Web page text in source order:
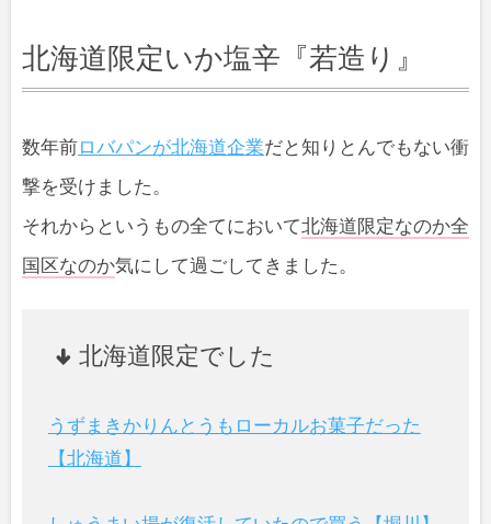
北海道限定いか塩辛『若造り』
数年前ロバパンが北海道企業だと知りとんでもない衝
撃を受けました。
それからというもの全てにおいて北海道限定なのか全
国区なのか気にして過ごしてきました。
北海道限定でした
うずまきかりんとうもローカルお菓子だった
【北海道】